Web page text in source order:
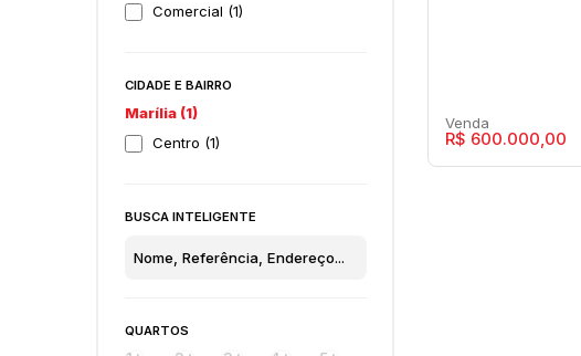
Comercial (1)
CIDADE E BAIRRO
Marília (1)
Centro (1)
BUSCA INTELIGENTE
QUARTOS
R$ 600.000,00